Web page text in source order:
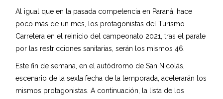
Al igual que en la pasada competencia en Paraná, hace
poco más de un mes, los protagonistas del Turismo
Carretera en el reinicio del campeonato 2021, tras el parate
por las restricciones sanitarias, serán los mismos 46.
Este fin de semana, en el autódromo de San Nicolás,
escenario de la sexta fecha de la temporada, acelerarán los
mismos protagonistas. A continuación, la lista de los